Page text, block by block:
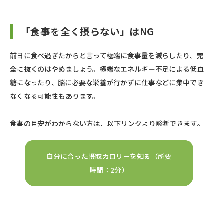
「食事を全く摂らない」はNG
前日に食べ過ぎたからと言って極端に食事量を減らしたり、完
全に抜くのはやめましょう。極端なエネルギー不足による低血
糖になったり、脳に必要な栄養が行かずに仕事などに集中でき
なくなる可能性もあります。
食事の目安がわからない方は、以下リンクより診断できます。
自分に合った摂取カロリーを知る（所要
時間：2分）